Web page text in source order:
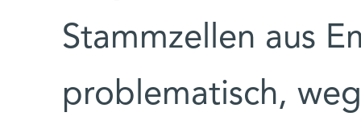
Stammzellen aus
problematisch,